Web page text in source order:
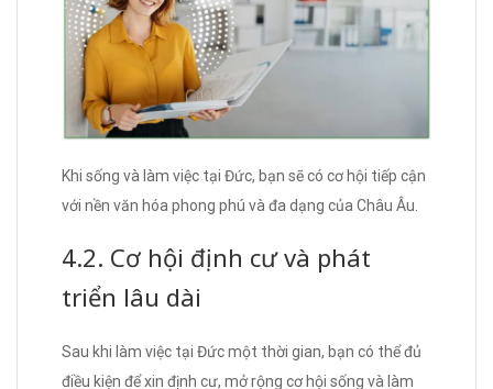
Khi sống và làm việc tại Đức, bạn sẽ có cơ hội tiếp cận
với nền văn hóa phong phú và đa dạng của Châu Âu.
4.2. Cơ hội định cư và phát
triển lâu dài
Sau khi làm việc tại Đức một thời gian, bạn có thể đủ
điều kiện để xin định cư, mở rộng cơ hội sống và làm